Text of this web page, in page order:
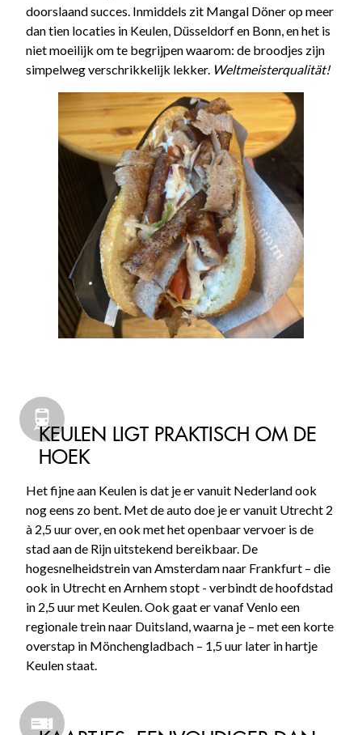
doorslaand succes. Inmiddels zit Mangal Döner op meer
dan tien locaties in Keulen, Düsseldorf en Bonn, en het is
niet moeilijk om te begrijpen waarom: de broodjes zijn
simpelweg verschrikkelijk lekker. Weltmeisterqualität!
KEULEN LIGT PRAKTISCH OM DE
HOEK
Het fijne aan Keulen is dat je er vanuit Nederland ook
nog eens zo bent. Met de auto doe je er vanuit Utrecht 2
à 2,5 uur over, en ook met het openbaar vervoer is de
stad aan de Rijn uitstekend bereikbaar. De
hogesnelheidstrein van Amsterdam naar Frankfurt – die
ook in Utrecht en Arnhem stopt - verbindt de hoofdstad
in 2,5 uur met Keulen. Ook gaat er vanaf Venlo een
regionale trein naar Duitsland, waarna je – met een korte
overstap in Mönchengladbach – 1,5 uur later in hartje
Keulen staat.